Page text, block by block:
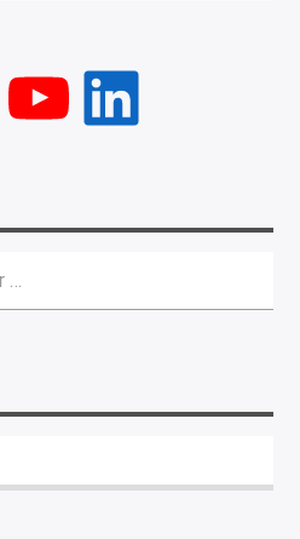
YouTube
LinkedIn